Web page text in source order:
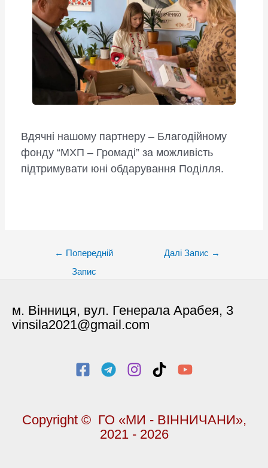
Вдячні нашому партнеру – Благодійному
фонду “МХП – Громаді” за можливість
підтримувати юні обдарування Поділля.
← Попередній
Запис
Далі Запис →
м. Вінниця, вул. Генерала Арабея, 3
vinsila2021@gmail.com
Copyright © ГО «МИ - ВІННИЧАНИ»,
2021 - 2026